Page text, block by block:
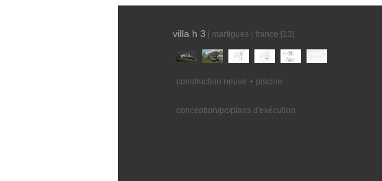
villa h 3 | martigues | france [13]
construction neuve + piscine
conception/pc/plans d'exécution